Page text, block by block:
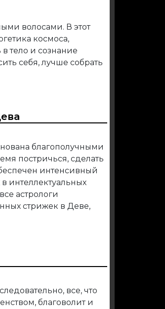
волосами. В этот
космоса,
тело и сознание
себя, лучше собрать
благополучными
постричься, сделать
интенсивный
интеллектуальных
астрологи
стрижек в Деве,
все, что
благоволит и